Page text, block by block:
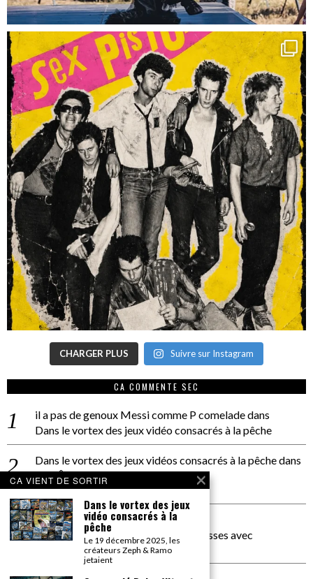
CHARGER PLUS Suivre sur Instagram
CA COMMENTE SEC
il a pas de genoux Messi comme P comeladedans
Dans le vortex des jeux vidéo consacrés à la pêche
Dans le vortex des jeux vidéos consacrés à la pêchedans
PACÔME THIELLEMENT
La séance d’Hip Gnose
La Patrie
dans
On a parlé Dolce Vita et lutte des classes avec
Bernardino Femminielli
CA VIENT DE SORTIR
Dans le vortex des jeux
vidéo consacrés à la
pêche
Le 19 décembre 2025, les
créateurs Zeph & Ramo
jetaient